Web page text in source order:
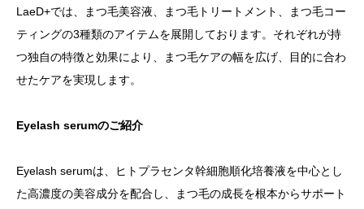
LaeD+では、まつ毛美容液、まつ毛トリートメント、まつ毛コー
ティングの3種類のアイテムを展開しております。それぞれが持
つ独自の特徴と効果により、まつ毛ケアの幅を広げ、目的に合わ
せたケアを実現します。
Eyelash serumのご紹介
Eyelash serumは、ヒトプラセンタ幹細胞順化培養液を中心とし
た高濃度の美容成分を配合し、まつ毛の成長を根本からサポート